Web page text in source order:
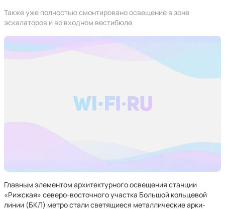
Также уже полностью смонтировано освещение в зоне
эскалаторов и во входном вестибюле.
Главным элементом архитектурного освещения станции
«Рижская» северо-восточного участка Большой кольцевой
линии (БКЛ) метро стали светящиеся металлические арки-